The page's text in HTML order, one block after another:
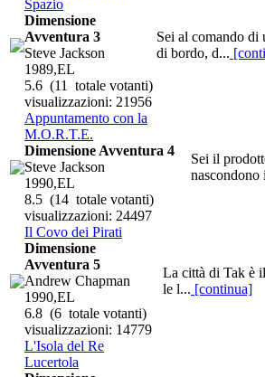
Spazio
Sei al comando di
di bordo, d...
Dimensione
Avventura 3
Steve Jackson
1989,EL
5.6 (11 totale votanti)
visualizzazioni: 21956
Appuntamento con la
M.O.R.T.E.
Sei il
nascondono
Dimensione Avventura 4
Steve Jackson
1990,EL
8.5 (14 totale votanti)
visualizzazioni: 24497
Il Covo dei Pirati
La città di Tak è
le l... [continua]
Dimensione
Avventura 5
Andrew Chapman
1990,EL
6.8 (6 totale votanti)
visualizzazioni: 14779
L'Isola del Re
Lucertola